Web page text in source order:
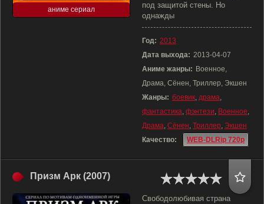
аниме сериал
под защитой стены. Но
однажды
Год: 2013
Дата выхода: 2013-04-07
Аниме жанры: Военное,
Драма, Сёнен, Триллер, Экшен
Жанры: боевик, драма,
фантастика, фэнтези, Военное,
Драма, Сёнен, Триллер, Экшен
Качество:
WEB-DLRip 720p
Призм Арк (2007)
Свободолюбивая страна